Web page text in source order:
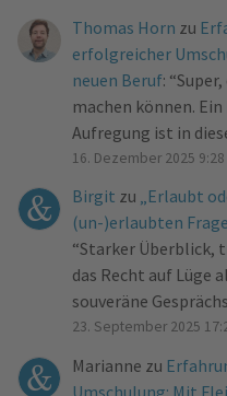
Thomas Horn zu
erfolgreicher
neuen Beruf: “
machen können.
Aufregung ist in
16. Dezember 2025 9:28
Birgit zu „Erlaubt
(un-)erlaubten
“Starker Überblick,
das Recht auf Lüge
souveräne
23. September 2025
Marianne zu
Umschulung: Mit